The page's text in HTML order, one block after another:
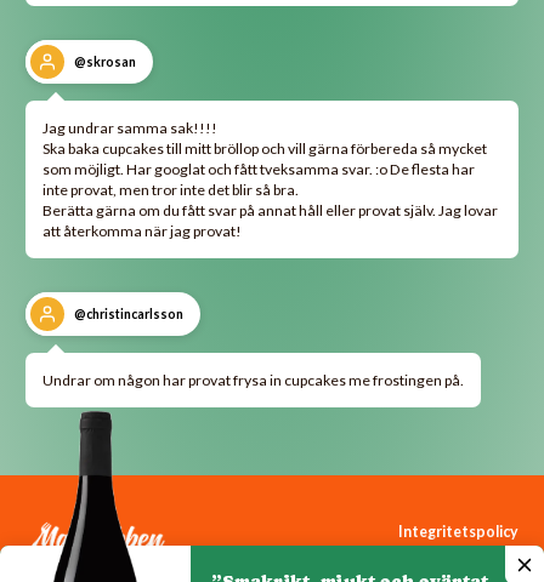
@skrosan
Jag undrar samma sak!!!!
Ska baka cupcakes till mitt bröllop och vill gärna förbereda så mycket
som möjligt. Har googlat och fått tveksamma svar. :o De flesta har
inte provat, men tror inte det blir så bra.
Berätta gärna om du fått svar på annat håll eller provat själv. Jag lovar
att återkomma när jag provat!
@christincarlsson
Undrar om någon har provat frysa in cupcakes me frostingen på.
Integritetspolicy
Cookiepolicy